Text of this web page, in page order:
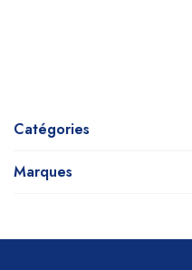
Catégories
Marques